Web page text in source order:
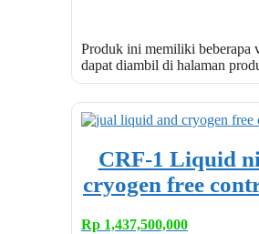
Produk ini memiliki beberapa
dapat diambil di halaman
CRF-1 Liquid
cryogen free
Rp 1,437,500,000